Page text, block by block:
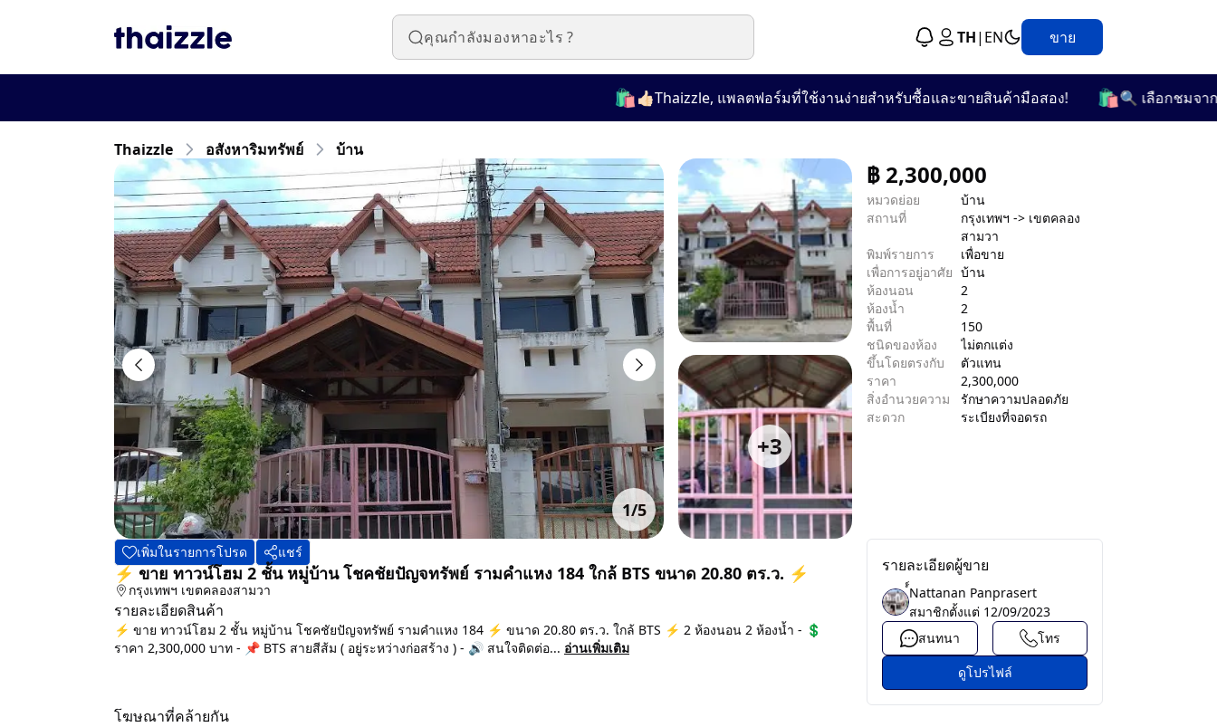
TH| EN ขาย
👍🏻Thaizzle, แพลตฟอร์มที่ใช้งานง่ายสำหรับซื้อและขายสินค้ามือสอง! 🛍️ 🔍 เลือกชมจากกว่า
Thaizzle อสังหาริมทรัพย์ บ้าน
1/5
+3
฿ 2,300,000
หมวดย่อย
บ้าน
สถานที่
กรุงเทพฯ -> เขตคลอง
สามวา
พิมพ์รายการ
เพื่อขาย
เพื่อการอยู่อาศัย บ้าน
ห้องนอน
2
ห้องน้ำ
2
พื้นที่
150
ชนิดของห้อง
ไม่ตกแต่ง
ขึ้นโดยตรงกับ
ตัวแทน
ราคา
2,300,000
สิ่งอำนวยความ
สะดวก
รักษาความปลอดภัย
ระเบียงที่จอดรถ
เพิ่มในรายการโปรด แชร์
⚡ ขาย ทาวน์โฮม 2 ชั้น หมู่บ้าน โชคชัยปัญจทรัพย์ รามคำแหง 184 ใกล้ BTS ขนาด 20.80 ตร.ว. ⚡
กรุงเทพฯ เขตคลองสามวา
รายละเอียดสินค้า
⚡ ขาย ทาวน์โฮม 2 ชั้น หมู่บ้าน โชคชัยปัญจทรัพย์ รามคำแหง 184 ⚡ ขนาด 20.80 ตร.ว. ใกล้ BTS ⚡ 2 ห้องนอน 2 ห้องน้ำ - 💲
ราคา 2,300,000 บาท - 📌 BTS สายสีส้ม ( อยู่ระหว่างก่อสร้าง ) - 🔊 สนใจติดต่อ... อ่านเพิ่มเติม
รายละเอียดผู้ขาย
์์Nattanan Panprasert
สมาชิกตั้งแต่ 12/09/2023
สนทนา
โทร
ดูโปรไฟล์
โฆษณาที่คล้ายกัน